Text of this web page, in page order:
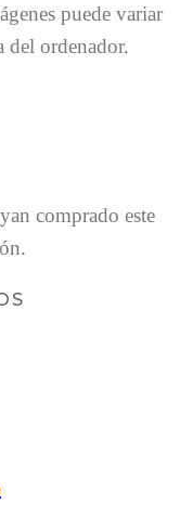
puede variar
del ordenador.
comprado este